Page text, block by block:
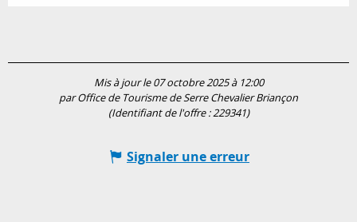
Mis à jour le 07 octobre 2025 à 12:00
par Office de Tourisme de Serre Chevalier Briançon
(Identifiant de l'offre :229341)
Signaler une erreur